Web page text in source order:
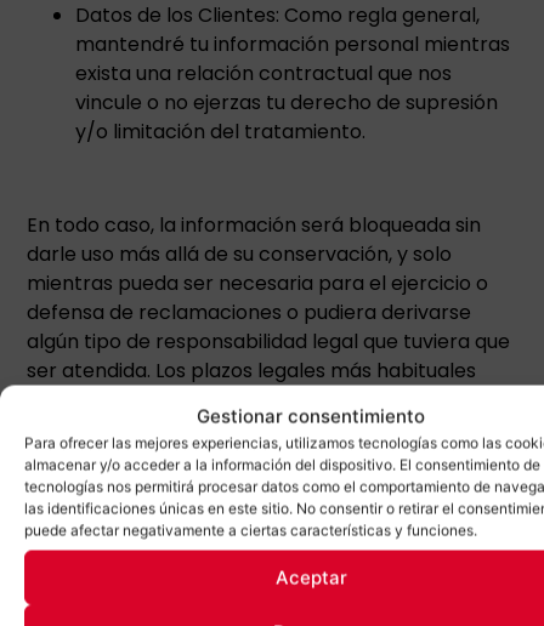
Gestionar consentimiento
Para ofrecer las mejores experiencias, utilizamos tecnologías como las
almacenar y/o acceder a la información del dispositivo. El consentimiento de
tecnologías nos permitirá procesar datos como el comportamiento de
las identificaciones únicas en este sitio. No consentir o retirar el
puede afectar negativamente a ciertas características y funciones.
Aceptar
Datos de los Clientes: Como regla general,
mantendré tu información personal mientras
exista una relación contractual que nos
vincule o no ejerzas tu derecho de supresión
y/o limitación del tratamiento.
En todo caso, la información será bloqueada sin
darle uso más allá de su conservación, y solo
mientras pueda ser necesaria para el ejercicio o
defensa de reclamaciones o pudiera derivarse
algún tipo de responsabilidad legal que tuviera que
ser atendida. Los plazos legales más habituales
– 4 años: Ley sobre Infracciones y Sanciones en el
Orden Social (obligaciones en materia de afiliación,
altas, bajas, cotización, pago de salarios…); Arts. 66
y ss. Ley General Tributaria (libros de
contabilidad…).
– 5 años: Art. 1964 del Código Civil (acciones